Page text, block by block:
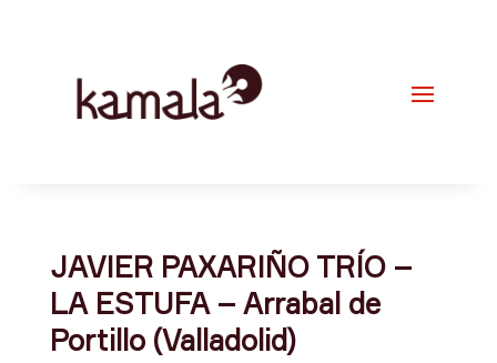
JAVIER PAXARIÑO TRÍO –
LA ESTUFA – Arrabal de
Portillo (Valladolid)